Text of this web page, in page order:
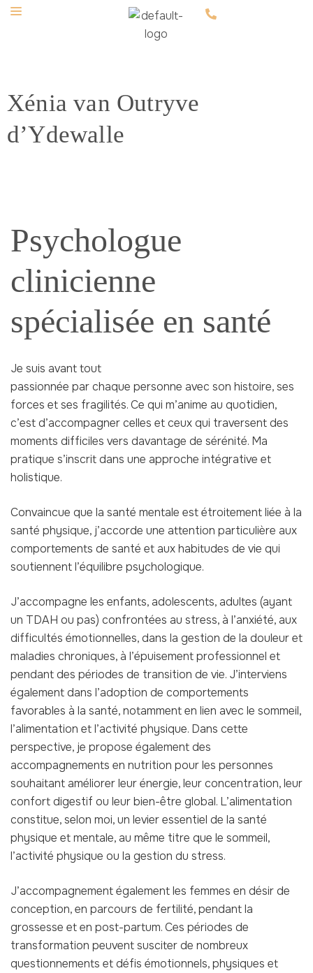
Xénia van Outryve
d’Ydewalle
Psychologue
clinicienne
spécialisée en santé
Je suis avant tout
passionnée par chaque personne avec son histoire, ses
forces et ses fragilités. Ce qui m’anime au quotidien,
c’est d’accompagner celles et ceux qui traversent des
moments difficiles vers davantage de sérénité. Ma
pratique s’inscrit dans une approche intégrative et
holistique.
Convaincue que la santé mentale est étroitement liée à la
santé physique, j’accorde une attention particulière aux
comportements de santé et aux habitudes de vie qui
soutiennent l’équilibre psychologique.
J’accompagne les enfants, adolescents, adultes (ayant
un TDAH ou pas) confrontées au stress, à l’anxiété, aux
difficultés émotionnelles, dans la gestion de la douleur et
maladies chroniques, à l’épuisement professionnel et
pendant des périodes de transition de vie. J’interviens
également dans l’adoption de comportements
favorables à la santé, notamment en lien avec le sommeil,
l’alimentation et l’activité physique. Dans cette
perspective, je propose également des
accompagnements en nutrition pour les personnes
souhaitant améliorer leur énergie, leur concentration, leur
confort digestif ou leur bien-être global. L’alimentation
constitue, selon moi, un levier essentiel de la santé
physique et mentale, au même titre que le sommeil,
l’activité physique ou la gestion du stress.
J’accompagnement également les femmes en désir de
conception, en parcours de fertilité, pendant la
grossesse et en post-partum. Ces périodes de
transformation peuvent susciter de nombreux
questionnements et défis émotionnels, physiques et